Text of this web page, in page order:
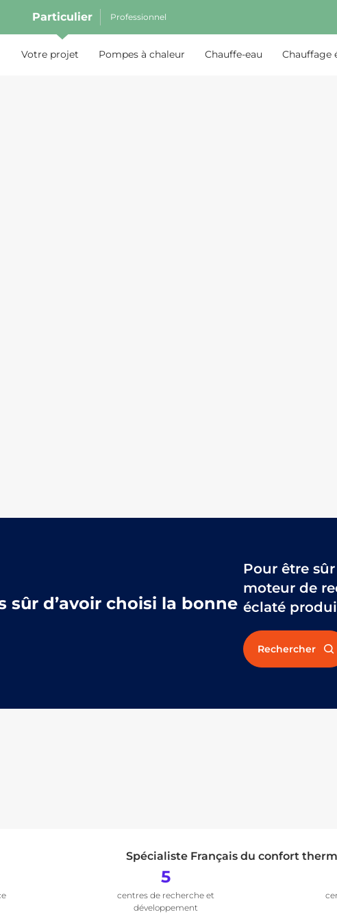
Particulier Professionnel
Votre projet Pompes à chaleur Chauffe-eau Chauffage
sûr d’avoir choisi la bonne
Pour être
moteur de
éclaté
Rechercher
Spécialiste Français du confort
5
centres de recherche et
développement